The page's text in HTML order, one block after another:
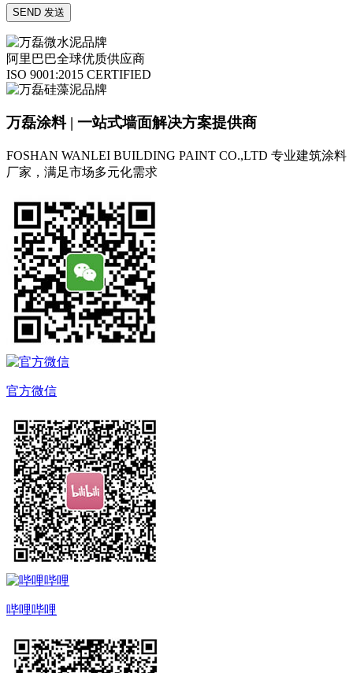
阿里巴巴全球优质供应商
ISO 9001:2015 CERTIFIED
万磊涂料 | 一站式墙面解决方案提供商
FOSHAN WANLEI BUILDING PAINT CO.,LTD 专业建筑涂料
厂家，满足市场多元化需求
官方微信
哔哩哔哩